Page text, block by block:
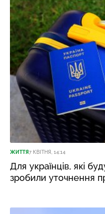
ЖИТТЯ7 КВІТНЯ, 14:14
Для українців, які
зробили уточнення